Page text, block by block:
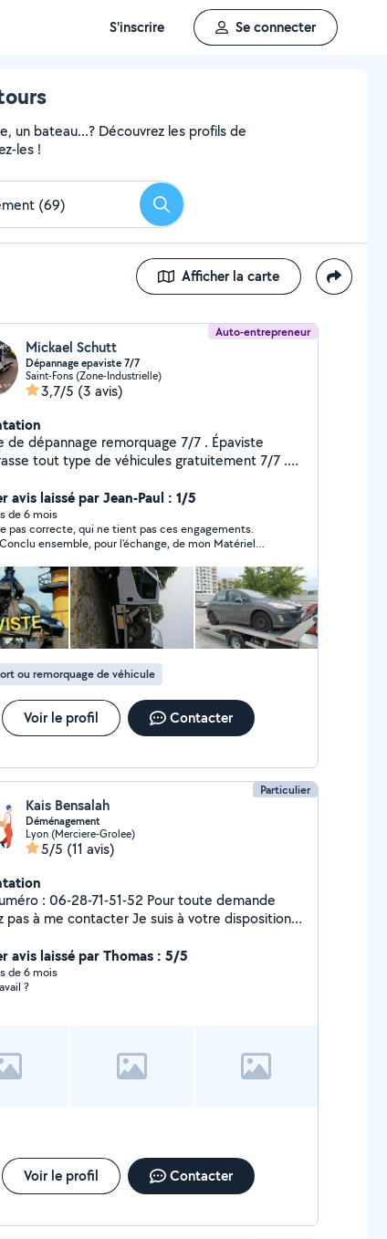
S'inscrire Se connecter
un bateau...? Découvrez les profils de
les !
Rechercher
Afficher la carte
Auto-entrepreneur
Mickael Schutt
Dépannage epaviste 7/7
Saint-Fons (Zone-Industrielle)
3,7/5 (3 avis)
dépannage remorquage 7/7 . Épaviste
tout type de véhicules gratuitement 7/7 .
et métaux.
avis laissé par Jean-Paul : 1/5
de 6 mois
pas correcte, qui ne tient pas ces engagements.
ensemble, pour l'échange, de mon Matériel
et ne m'a jamais répondu à mes Mails, et ne m'a
les raisons, de son engagement, non respecter.
étoile,pour pouvoir évaluer,mais pour moi c'est 0-
ou remorquage de véhicule
Voir le profil Contacter
Particulier
Kais Bensalah
Déménagement
Lyon (Merciere-Grolee)
5/5 (11 avis)
: 06-28-71-51-52 Pour toute demande
me contacter Je suis à votre disposition
: meuble , électroménager, carton ,
cave et maison que ce soit ascenseur ou
avis laissé par Thomas : 5/5
de 6 mois
?
Voir le profil Contacter